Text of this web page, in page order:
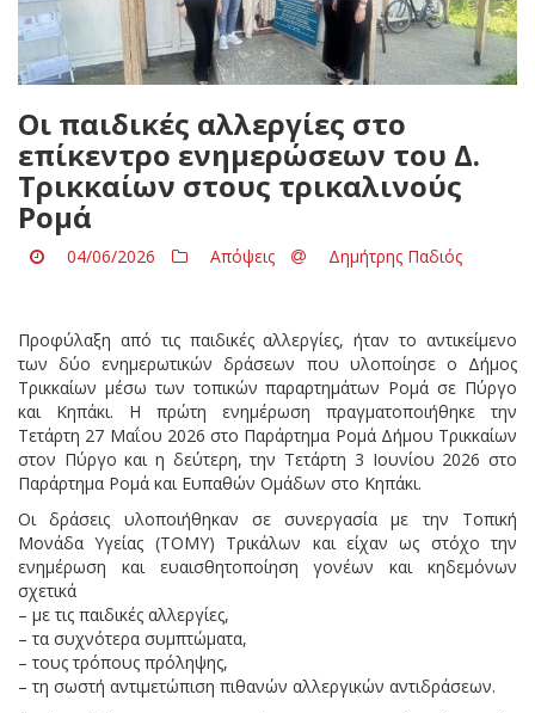
Οι παιδικές αλλεργίες στο
επίκεντρο ενημερώσεων του Δ.
Τρικκαίων στους τρικαλινούς
Ρομά
04/06/2026 Απόψεις Δημήτρης Παδιός
Προφύλαξη από τις παιδικές αλλεργίες, ήταν το αντικείμενο
των δύο ενημερωτικών δράσεων που υλοποίησε ο Δήμος
Τρικκαίων μέσω των τοπικών παραρτημάτων Ρομά σε Πύργο
και Κηπάκι. Η πρώτη ενημέρωση πραγματοποιήθηκε την
Τετάρτη 27 Μαΐου 2026 στο Παράρτημα Ρομά Δήμου Τρικκαίων
στον Πύργο και η δεύτερη, την Τετάρτη 3 Ιουνίου 2026 στο
Παράρτημα Ρομά και Ευπαθών Ομάδων στο Κηπάκι.
Οι δράσεις υλοποιήθηκαν σε συνεργασία με την Τοπική
Μονάδα Υγείας (ΤΟΜΥ) Τρικάλων και είχαν ως στόχο την
ενημέρωση και ευαισθητοποίηση γονέων και κηδεμόνων
σχετικά
– με τις παιδικές αλλεργίες,
– τα συχνότερα συμπτώματα,
– τους τρόπους πρόληψης,
– τη σωστή αντιμετώπιση πιθανών αλλεργικών αντιδράσεων.